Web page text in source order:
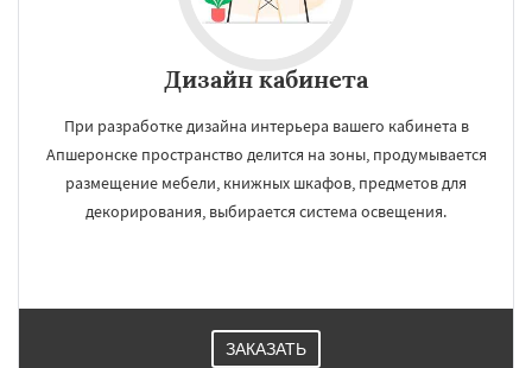
Дизайн кабинета
При разработке дизайна интерьера вашего кабинета в
Апшеронске пространство делится на зоны, продумывается
размещение мебели, книжных шкафов, предметов для
декорирования, выбирается система освещения.
ЗАКАЗАТЬ